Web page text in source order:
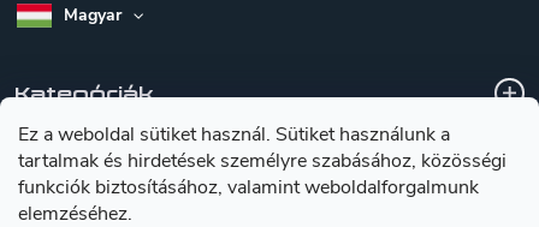
Ez a weboldal sütiket használ. Sütiket használunk a
tartalmak és hirdetések személyre szabásához, közösségi
funkciók biztosításához, valamint weboldalforgalmunk
elemzéséhez.
Magyar
Kategóriák
A vásárlásról